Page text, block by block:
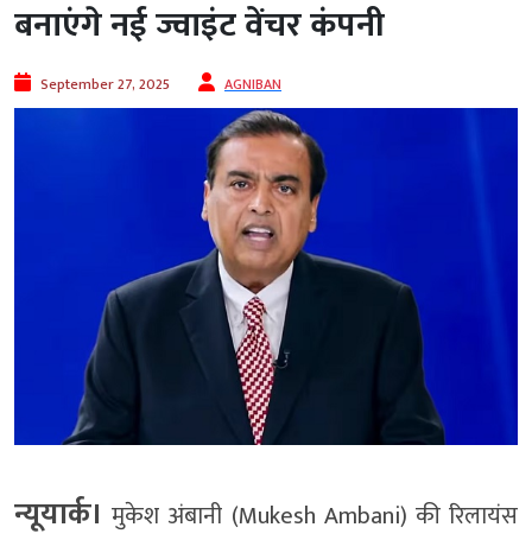
बनाएंगे नई ज्वाइंट वेंचर कंपनी
September 27, 2025 AGNIBAN
न्यूयार्क। मुकेश अंबानी (Mukesh Ambani) की रिलायंस